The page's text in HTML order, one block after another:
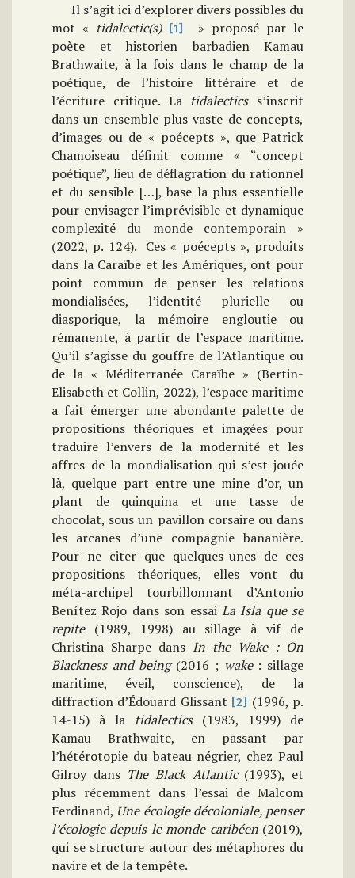
Il s’agit ici d’explorer divers possibles du
mot « tidalectic(s) [1]
» proposé par le
poète et historien barbadien Kamau
Brathwaite, à la fois dans le champ de la
poétique, de l’histoire littéraire et de
l’écriture critique. La tidalecticss’inscrit
dans un ensemble plus vaste de concepts,
d’images ou de « poécepts », que Patrick
Chamoiseau définit comme « “concept
poétique”, lieu de déflagration du rationnel
et du sensible […], base la plus essentielle
pour envisager l’imprévisible et dynamique
complexité du monde contemporain »
(2022, p. 124). Ces « poécepts », produits
dans la Caraïbe et les Amériques, ont pour
point commun de penser les relations
mondialisées, l’identité plurielle ou
diasporique, la mémoire engloutie ou
rémanente, à partir de l’espace maritime.
Qu’il s’agisse du gouffre de l’Atlantique ou
de la « Méditerranée Caraïbe » (Bertin-
Elisabeth et Collin, 2022), l’espace maritime
a fait émerger une abondante palette de
propositions théoriques et imagées pour
traduire l’envers de la modernité et les
affres de la mondialisation qui s’est jouée
là, quelque part entre une mine d’or, un
plant de quinquina et une tasse de
chocolat, sous un pavillon corsaire ou dans
les arcanes d’une compagnie bananière.
Pour ne citer que quelques-unes de ces
propositions théoriques, elles vont du
méta-archipel tourbillonnant d’Antonio
Benítez Rojo dans son essai La Isla que se
repite (1989, 1998) au sillage à vif de
Christina Sharpe dans In the Wake : On
Blackness and being (2016 ; wake : sillage
maritime, éveil, conscience), de la
diffraction d’Édouard Glissant [2] (1996, p.
14-15) à la tidalectics(1983, 1999) de
Kamau Brathwaite, en passant par
l’hétérotopie du bateau négrier, chez Paul
Gilroy dans The Black Atlantic(1993), et
plus récemment dans l’essai de Malcom
Ferdinand, Une écologie décoloniale, penser
l’écologie depuis le monde caribéen (2019),
qui se structure autour des métaphores du
navire et de la tempête.